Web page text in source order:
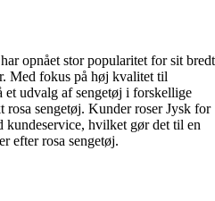
opnået stor popularitet for sit bredt
Med fokus på høj kvalitet til
et udvalg af sengetøj i forskellige
rosa sengetøj. Kunder roser Jysk for
kundeservice, hvilket gør det til en
efter rosa sengetøj.